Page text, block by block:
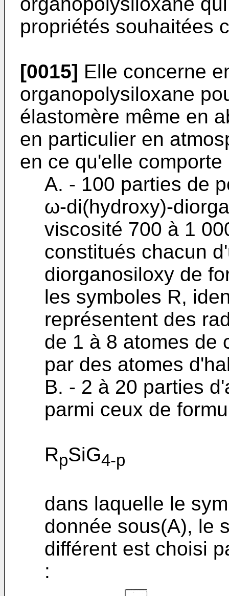
propriétés souhaitées
[0015] Elle concerne
organopolysiloxane
élastomère même en
en particulier en
en ce qu'elle comporte
A. - 100 parties de
ω-di(hydroxy)-­
viscosité 700 à 1
constitués chacun
diorganosiloxy de
les symboles R,
représentent des
de 1 à 8 atomes de
par des atomes
B. - 2 à 20 parties
parmi ceux de
RpSiG4-p
dans laquelle le
donnée sous(A), le
différent est choisi
: